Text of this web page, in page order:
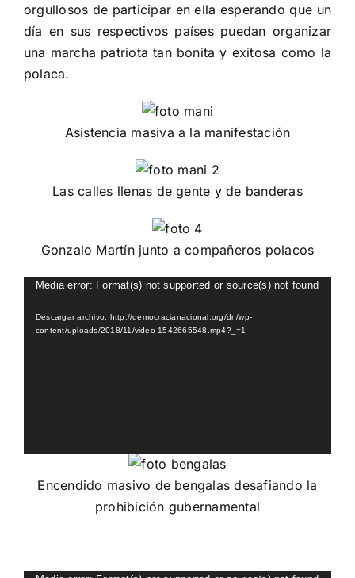
orgullosos de participar en ella esperando que un
día en sus respectivos países puedan organizar
una marcha patriota tan bonita y exitosa como la
polaca.
Asistencia masiva a la manifestación
Las calles llenas de gente y de banderas
Gonzalo Martín junto a compañeros polacos
Reproductor
vídeo
Media error: Format(s) not supported or source(s) not found
Descargar archivo: http://democracianacional.org/dn/wp-
content/uploads/2018/11/video-1542665548.mp4?_=1
Encendido masivo de bengalas desafiando la
prohibición gubernamental